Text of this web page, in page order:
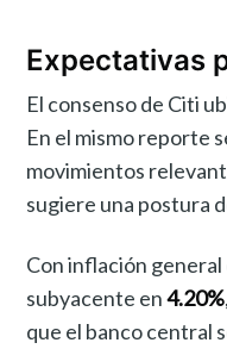
Expectativas
El consenso de Citi
En el mismo reporte
movimientos
sugiere una postura
Con inflación
subyacente en4.20%
que el banco central